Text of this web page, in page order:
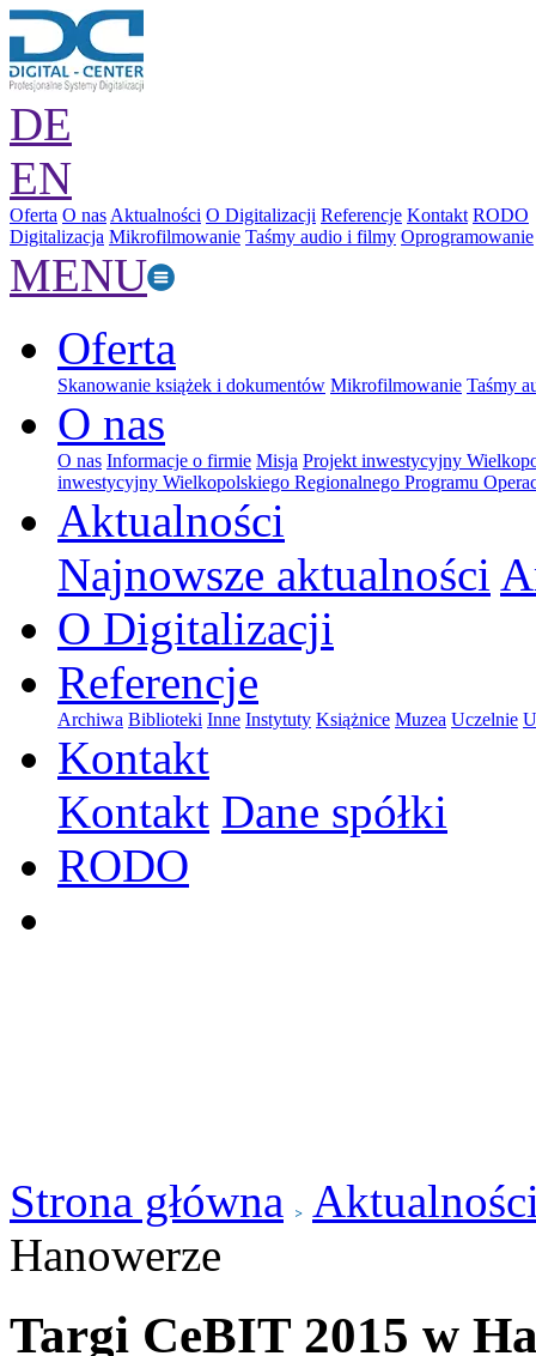
DE
EN
Oferta O nas Aktualności O Digitalizacji Referencje Kontakt RODO
Digitalizacja Mikrofilmowanie Taśmy audio i filmy Oprogramowanie
MENU
Oferta
Skanowanie książek i dokumentów Mikrofilmowanie Taśmy
O nas
O nas Informacje o firmie Misja Projekt inwestycyjny
inwestycyjny Wielkopolskiego Regionalnego Programu
Aktualności
Najnowsze aktualności
O Digitalizacji
Referencje
Archiwa Biblioteki Inne Instytuty Książnice Muzea Uczelnie
Kontakt
Kontakt Dane spółki
RODO
Strona główna
Hanowerze
Targi CeBIT 2015 w